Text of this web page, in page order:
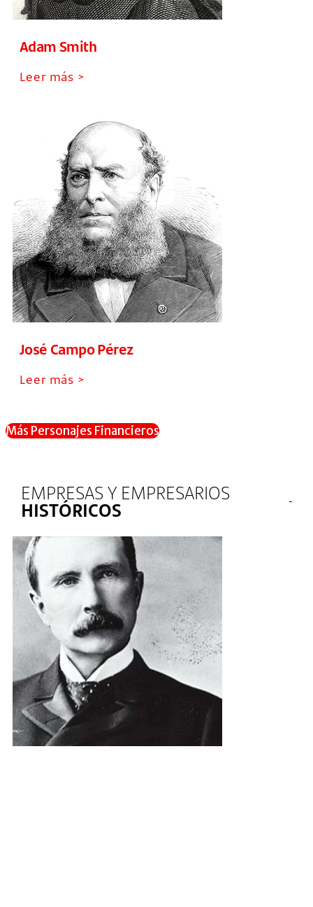
Adam Smith
Leer más >
José Campo Pérez
Leer más >
Más Personajes Financieros
EMPRESAS Y EMPRESARIOS
HISTÓRICOS